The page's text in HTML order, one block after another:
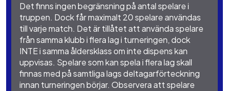
Det finns ingen begränsning på antal spelare i
truppen. Dock får maximalt 20 spelare användas
till varje match. Det är tillåtet att använda spelare
från samma klubb i flera lag i turneringen, dock
INTE i samma åldersklass om inte dispens kan
uppvisas. Spelare som kan spela i flera lag skall
finnas med på samtliga lags deltagarförteckning
innan turneringen börjar. Observera att spelare